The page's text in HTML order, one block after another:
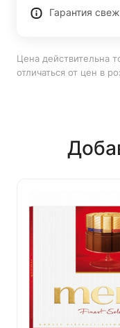
Гарантия
Цена действительна
отличаться от цен в